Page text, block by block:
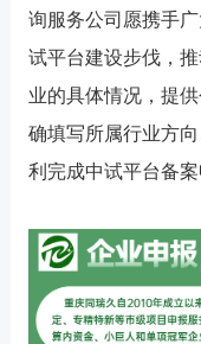
询服务公司愿携手
试平台建设步伐，
业的具体情况，提
确填写所属行业方
利完成中试平台备案